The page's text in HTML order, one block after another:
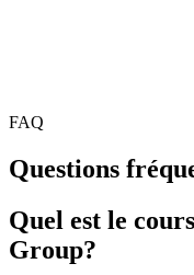
FAQ
Questions
Quel est le
Group?